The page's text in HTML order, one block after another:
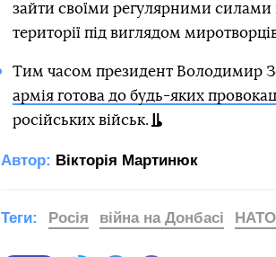
зайти своїми регулярними
території під виглядом
Тим часом президент Володимир
армія готова до будь-яких
російських військ.
Автор: Вікторія Мартинюк
Теги: Росія війна на Донбасі НАТО